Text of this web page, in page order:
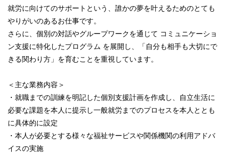
就労に向けてのサポートという、誰かの夢を叶えるためのとても
やりがいのあるお仕事です。
さらに、個別の対話やグループワークを通じて コミュニケーショ
ン支援に特化したプログラム を展開し、「自分も相手も大切にで
きる関わり方」を育むことを重視しています。
＜主な業務内容＞
・就職までの訓練を明記した個別支援計画を作成し、自立生活に
必要な課題を本人に提示し一般就労までのプロセスを本人ととも
に具体的に設定
・本人が必要とする様々な福祉サービスや関係機関の利用アドバ
イスの実施